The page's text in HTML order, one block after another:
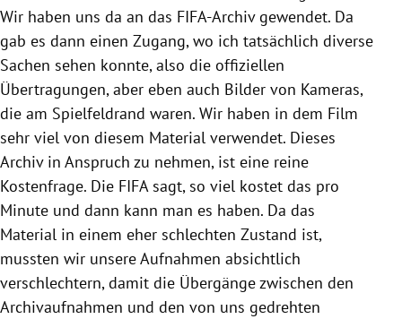
Wir haben uns da an das FIFA-Archiv gewendet. Da
gab es dann einen Zugang, wo ich tatsächlich diverse
Sachen sehen konnte, also die offiziellen
Übertragungen, aber eben auch Bilder von Kameras,
die am Spielfeldrand waren. Wir haben in dem Film
sehr viel von diesem Material verwendet. Dieses
Archiv in Anspruch zu nehmen, ist eine reine
Kostenfrage. Die FIFA sagt, so viel kostet das pro
Minute und dann kann man es haben. Da das
Material in einem eher schlechten Zustand ist,
mussten wir unsere Aufnahmen absichtlich
verschlechtern, damit die Übergänge zwischen den
Archivaufnahmen und den von uns gedrehten